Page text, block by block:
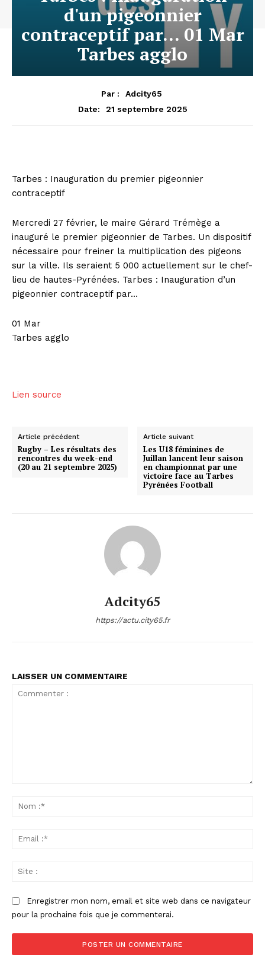
d'un pigeonnier
contraceptif par… 01 Mar
Tarbes agglo
Par :
Adcity65
Date:
21 septembre 2025
Tarbes : Inauguration du premier pigeonnier
contraceptif
Mercredi 27 février, le maire Gérard Trémège a
inauguré le premier pigeonnier de Tarbes. Un dispositif
nécessaire pour freiner la multiplication des pigeons
sur la ville. Ils seraient 5 000 actuellement sur le chef-
lieu de hautes-Pyrénées. Tarbes : Inauguration d’un
pigeonnier contraceptif par…
01 Mar
Tarbes agglo
Lien source
Article précédent
Rugby – Les résultats des
rencontres du week-end
(20 au 21 septembre 2025)
Article suivant
Les U18 féminines de
Juillan lancent leur saison
en championnat par une
victoire face au Tarbes
Pyrénées Football
Adcity65
https://actu.city65.fr
LAISSER UN COMMENTAIRE
Enregistrer mon nom, email et site web dans ce navigateur
pour la prochaine fois que je commenterai.